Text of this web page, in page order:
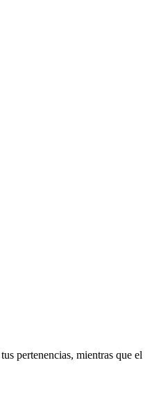
pertenencias, mientras que el